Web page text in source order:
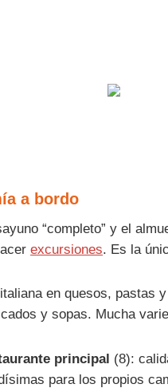
a bordo
“completo” y el
excursiones. Es la
en quesos, pastas
y sopas. Mucha
principal (8):
para los propios